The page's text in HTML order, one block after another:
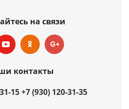
на связи
контакты
15+7 (930) 120-31-35